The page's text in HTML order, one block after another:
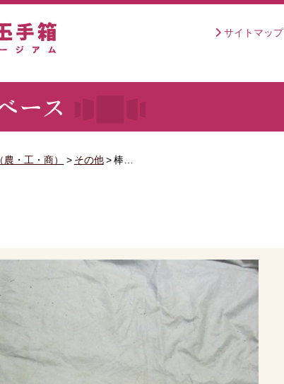
サイトマップ
・工・商） > その他 >棒…